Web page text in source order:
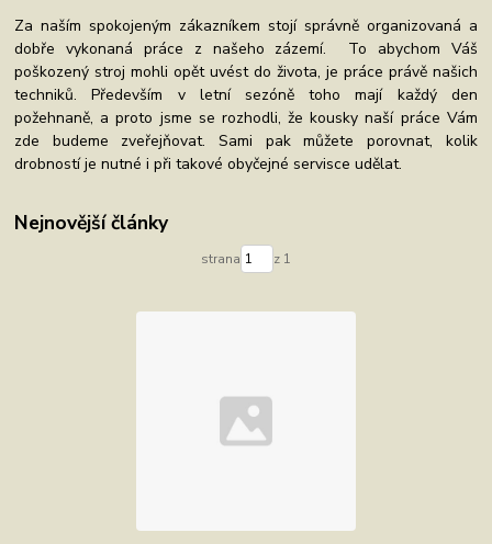
Za naším spokojeným zákazníkem stojí správně organizovaná a
dobře vykonaná práce z našeho zázemí. To abychom Váš
poškozený stroj mohli opět uvést do života, je práce právě našich
techniků. Především v letní sezóně toho mají každý den
požehnaně, a proto jsme se rozhodli, že kousky naší práce Vám
zde budeme zveřejňovat. Sami pak můžete porovnat, kolik
drobností je nutné i při takové obyčejné servisce udělat.
Nejnovější články
strana z 1